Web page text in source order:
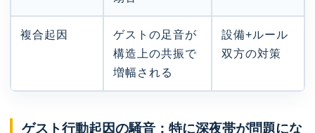
複合起因
ゲストの足音が
構造上の共振で
増幅される
設備+ルール
双方の対策
ゲスト行動起因の騒音：特に深夜帯が問題にな